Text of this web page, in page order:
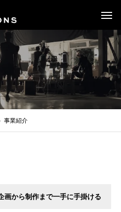
事業紹介
画から制作まで一手に手掛ける